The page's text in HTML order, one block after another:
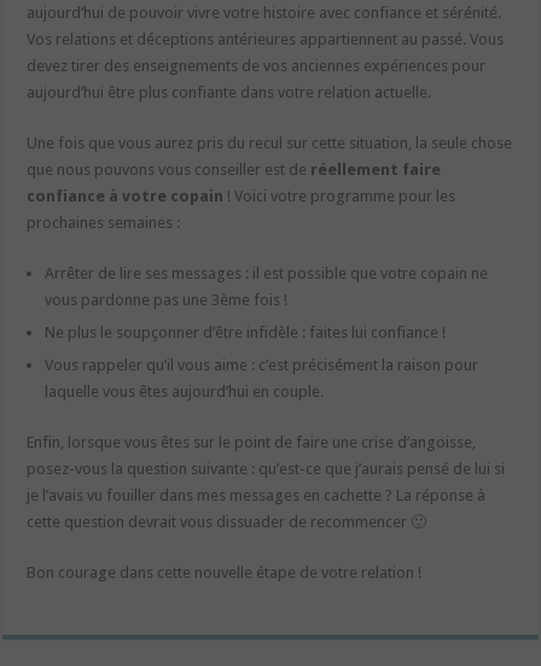
aujourd’hui de pouvoir vivre votre histoire avec confiance et sérénité.
Vos relations et déceptions antérieures appartiennent au passé. Vous
devez tirer des enseignements de vos anciennes expériences pour
aujourd’hui être plus confiante dans votre relation actuelle.
Une fois que vous aurez pris du recul sur cette situation, la seule chose
que nous pouvons vous conseiller est de réellement faire
confiance à votre copain ! Voici votre programme pour les
prochaines semaines :
Arrêter de lire ses messages : il est possible que votre copain ne
vous pardonne pas une 3ème fois !
Ne plus le soupçonner d’être infidèle : faites lui confiance !
Vous rappeler qu’il vous aime : c’est précisément la raison pour
laquelle vous êtes aujourd’hui en couple.
Enfin, lorsque vous êtes sur le point de faire une crise d’angoisse,
posez-vous la question suivante : qu’est-ce que j’aurais pensé de lui si
je l’avais vu fouiller dans mes messages en cachette ? La réponse à
cette question devrait vous dissuader de recommencer 🙂
Bon courage dans cette nouvelle étape de votre relation !